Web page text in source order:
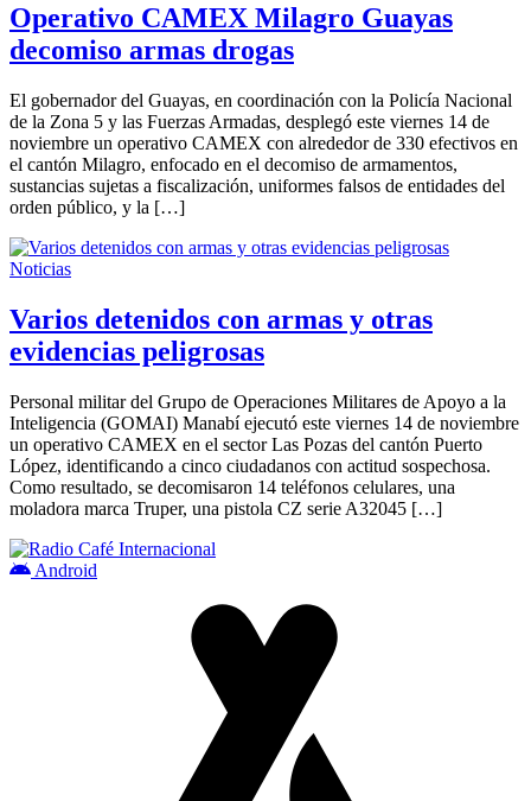
Operativo CAMEX Milagro Guayas
decomiso armas drogas
El gobernador del Guayas, en coordinación con la Policía Nacional
de la Zona 5 y las Fuerzas Armadas, desplegó este viernes 14 de
noviembre un operativo CAMEX con alrededor de 330 efectivos en
el cantón Milagro, enfocado en el decomiso de armamentos,
sustancias sujetas a fiscalización, uniformes falsos de entidades del
orden público, y la […]
Noticias
Varios detenidos con armas y otras
evidencias peligrosas
Personal militar del Grupo de Operaciones Militares de Apoyo a la
Inteligencia (GOMAI) Manabí ejecutó este viernes 14 de noviembre
un operativo CAMEX en el sector Las Pozas del cantón Puerto
López, identificando a cinco ciudadanos con actitud sospechosa.
Como resultado, se decomisaron 14 teléfonos celulares, una
moladora marca Truper, una pistola CZ serie A32045 […]
Android